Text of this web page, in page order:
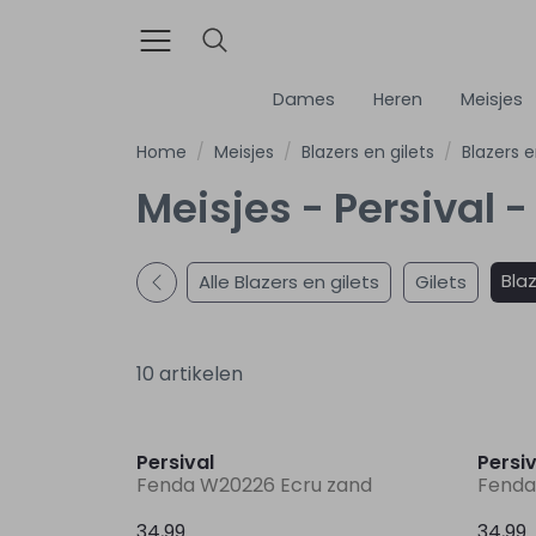
Dames Heren Meisjes
Home Meisjes Blazers en gilets Blazers
Meisjes - Persival
Alle Blazers en gilets Gilets
10 artikelen
Persival
Fenda W20226 Ecru zand